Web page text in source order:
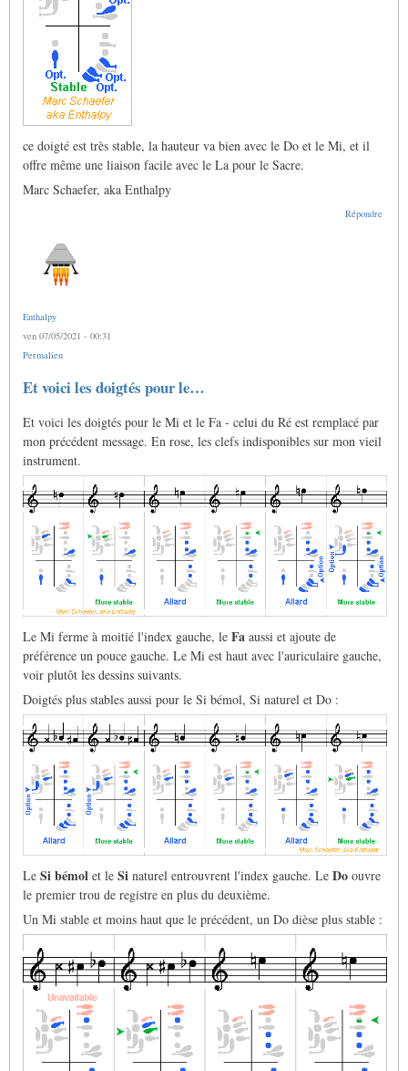
ce doigté est très stable, la hauteur va bien avec le Do et le Mi, et il
offre même une liaison facile avec le La pour le Sacre.
Marc Schaefer, aka Enthalpy
Répondre
Enthalpy
ven 07/05/2021 - 00:31
Permalien
Et voici les doigtés pour le…
Et voici les doigtés pour le Mi et le Fa - celui du Ré est remplacé par
mon précédent message. En rose, les clefs indisponibles sur mon vieil
instrument.
Le Mi ferme à moitié l'index gauche, le Fa aussi et ajoute de
préférence un pouce gauche. Le Mi est haut avec l'auriculaire gauche,
voir plutôt les dessins suivants.
Doigtés plus stables aussi pour le Si bémol, Si naturel et Do :
Le Si bémol et le Si naturel entrouvrent l'index gauche. Le Do ouvre
le premier trou de registre en plus du deuxième.
Un Mi stable et moins haut que le précédent, un Do dièse plus stable :